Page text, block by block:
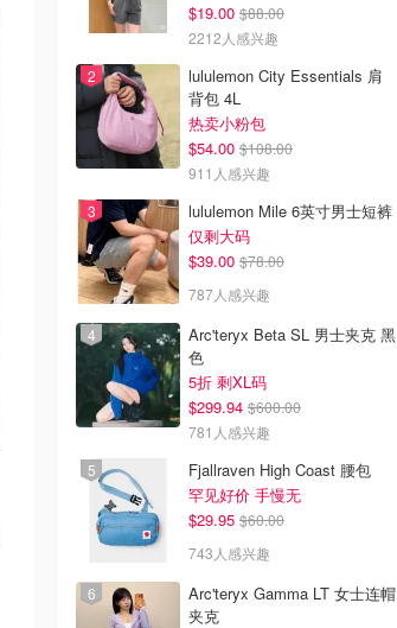
$19.00 $88.00
2212人感兴趣
lululemon City Essentials 肩
背包 4L
热卖小粉包
$54.00 $108.00
911人感兴趣
lululemon Mile 6英寸男士短裤
仅剩大码
$39.00 $78.00
787人感兴趣
Arc'teryx Beta SL 男士夹克 黑
色
5折 剩XL码
$299.94 $600.00
781人感兴趣
Fjallraven High Coast 腰包
罕见好价 手慢无
$29.95 $60.00
743人感兴趣
Arc'teryx Gamma LT 女士连帽
夹克